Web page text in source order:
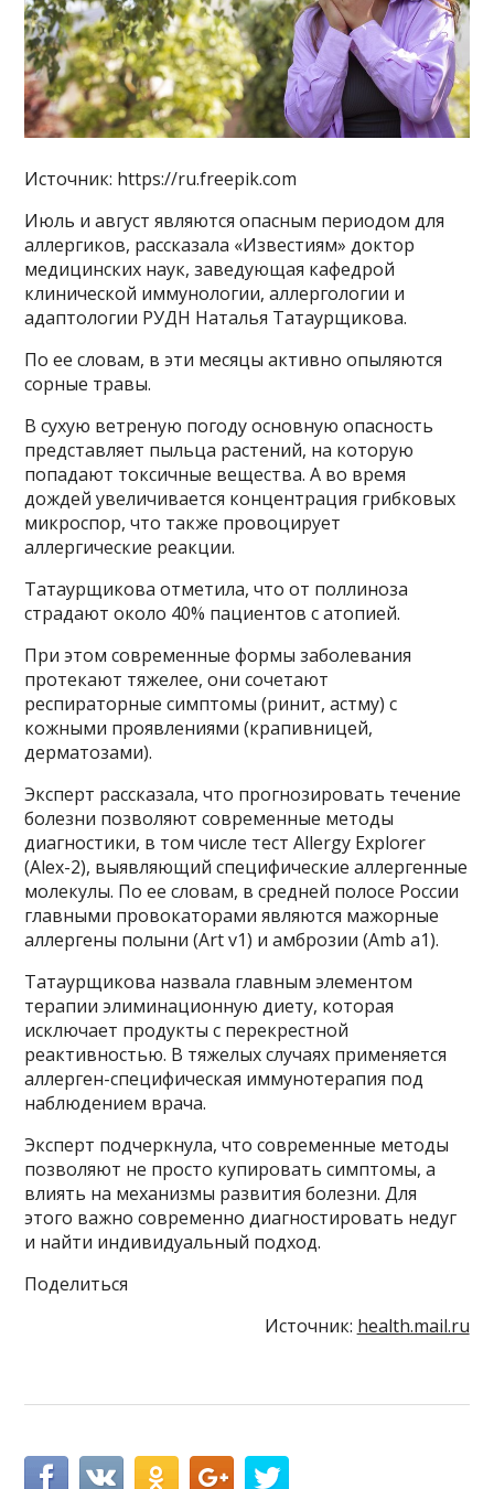
Источник: https://ru.freepik.com
Июль и август являются опасным периодом для
аллергиков, рассказала «Известиям» доктор
медицинских наук, заведующая кафедрой
клинической иммунологии, аллергологии и
адаптологии РУДН Наталья Татаурщикова.
По ее словам, в эти месяцы активно опыляются
сорные травы.
В сухую ветреную погоду основную опасность
представляет пыльца растений, на которую
попадают токсичные вещества. А во время
дождей увеличивается концентрация грибковых
микроспор, что также провоцирует
аллергические реакции.
Татаурщикова отметила, что от поллиноза
страдают около 40% пациентов с атопией.
При этом современные формы заболевания
протекают тяжелее, они сочетают
респираторные симптомы (ринит, астму) с
кожными проявлениями (крапивницей,
дерматозами).
Эксперт рассказала, что прогнозировать течение
болезни позволяют современные методы
диагностики, в том числе тест Allergy Explorer
(Alex-2), выявляющий специфические аллергенные
молекулы. По ее словам, в средней полосе России
главными провокаторами являются мажорные
аллергены полыни (Art v1) и амброзии (Amb a1).
Татаурщикова назвала главным элементом
терапии элиминационную диету, которая
исключает продукты с перекрестной
реактивностью. В тяжелых случаях применяется
аллерген-специфическая иммунотерапия под
наблюдением врача.
Эксперт подчеркнула, что современные методы
позволяют не просто купировать симптомы, а
влиять на механизмы развития болезни. Для
этого важно современно диагностировать недуг
и найти индивидуальный подход.
Поделиться
Источник: health.mail.ru